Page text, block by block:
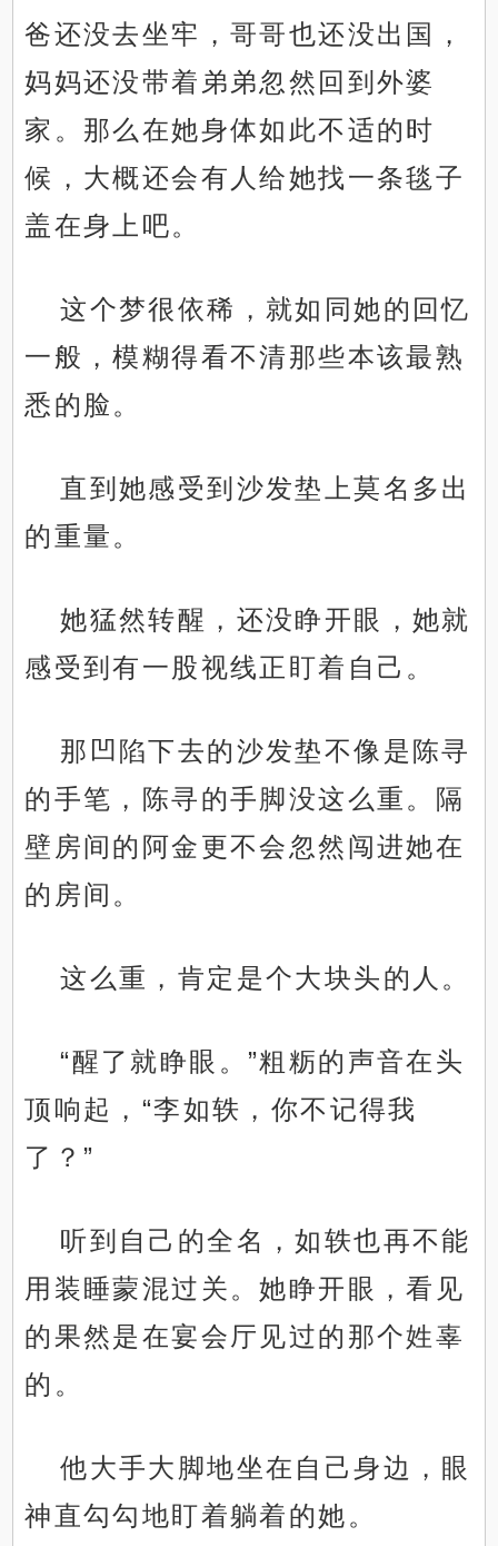
爸还没去坐牢，哥哥也还没出国，
妈妈还没带着弟弟忽然回到外婆
家。那么在她身体如此不适的时
候，大概还会有人给她找一条毯子
盖在身上吧。
这个梦很依稀，就如同她的回忆
一般，模糊得看不清那些本该最熟
悉的脸。
直到她感受到沙发垫上莫名多出
的重量。
她猛然转醒，还没睁开眼，她就
感受到有一股视线正盯着自己。
那凹陷下去的沙发垫不像是陈寻
的手笔，陈寻的手脚没这么重。隔
壁房间的阿金更不会忽然闯进她在
的房间。
这么重，肯定是个大块头的人。
“醒了就睁眼。”粗粝的声音在头
顶响起，“李如轶，你不记得我
了？”
听到自己的全名，如轶也再不能
用装睡蒙混过关。她睁开眼，看见
的果然是在宴会厅见过的那个姓辜
的。
他大手大脚地坐在自己身边，眼
神直勾勾地盯着躺着的她。